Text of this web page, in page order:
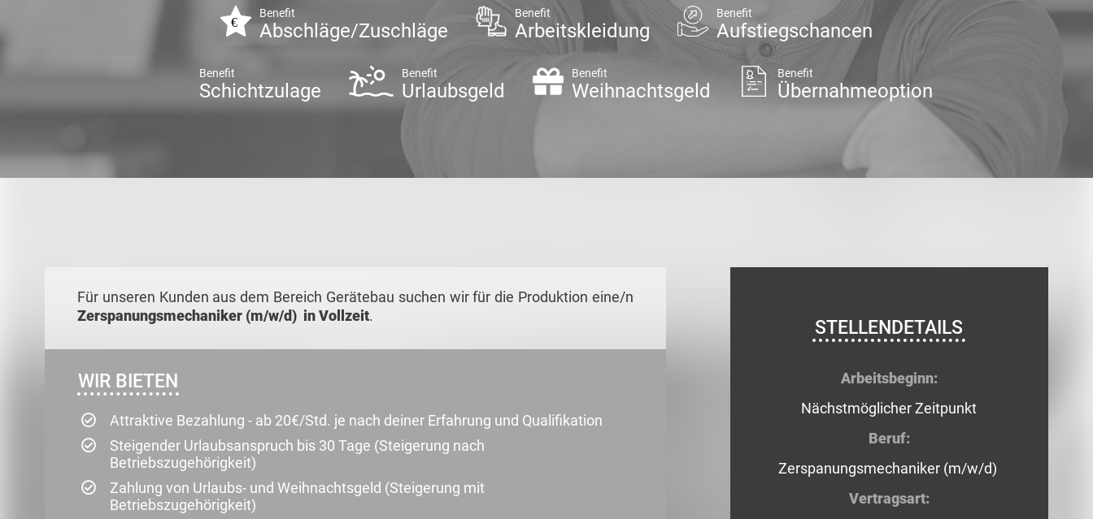
Benefit
Abschläge/Zuschläge
Benefit
Arbeitskleidung
Benefit
Aufstiegschancen
Benefit
Schichtzulage
Benefit
Urlaubsgeld
Benefit
Weihnachtsgeld
Benefit
Übernahmeoption
Für unseren Kunden aus dem Bereich Gerätebau suchen wir für die Produktion eine/n
Zerspanungsmechaniker (m/w/d) in Vollzeit.
WIR BIETEN
Attraktive Bezahlung - ab 20€/Std. je nach deiner Erfahrung und Qualifikation
Steigender Urlaubsanspruch bis 30 Tage (Steigerung nach
Betriebszugehörigkeit)
Zahlung von Urlaubs- und Weihnachtsgeld (Steigerung mit
Betriebszugehörigkeit)
STELLENDETAILS
Arbeitsbeginn:
Nächstmöglicher Zeitpunkt
Beruf:
Zerspanungsmechaniker (m/w/d)
Vertragsart: